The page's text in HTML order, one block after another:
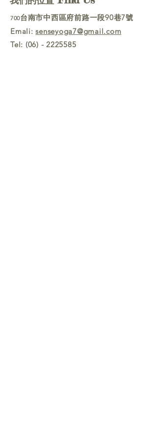
700台南市中西區府前路一段90巷7號
Emali:senseyoga7@gmail.com
Tel: (06) - 2225585